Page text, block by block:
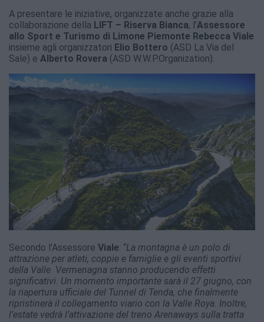
A presentare le iniziative, organizzate anche grazie alla
collaborazione della LIFT – Riserva Bianca, l’Assessore
allo Sport e Turismo di Limone Piemonte Rebecca Viale
insieme agli organizzatori Elio Bottero (ASD La Via del
Sale) e Alberto Rovera (ASD W.W.P.Organization).
Secondo l’Assessore Viale: “La montagna è un polo di
attrazione per atleti, coppie e famiglie e gli eventi sportivi
della Valle Vermenagna stanno producendo effetti
significativi. Un momento importante sarà il 27 giugno, con
la riapertura ufficiale del Tunnel di Tenda, che finalmente
ripristinerà il collegamento viario con la Valle Roya. Inoltre,
l’estate vedrà l’attivazione del treno Arenaways sulla tratta